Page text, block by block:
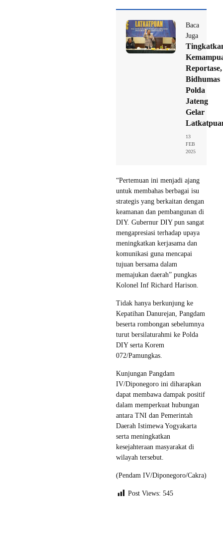
Baca
Juga
Reportase,
Bidhumas
Polda
Jateng
Gelar
13
FEB
2025
“Pertemuan ini menjadi ajang
untuk membahas berbagai isu
strategis yang berkaitan dengan
keamanan dan pembangunan di
DIY. Gubernur DIY pun sangat
mengapresiasi terhadap upaya
meningkatkan kerjasama dan
komunikasi guna mencapai
tujuan bersama dalam
memajukan daerah” pungkas
Kolonel Inf Richard Harison.
Tidak hanya berkunjung ke
Kepatihan Danurejan, Pangdam
beserta rombongan sebelumnya
turut bersilaturahmi ke Polda
DIY serta Korem
072/Pamungkas.
Kunjungan Pangdam
IV/Diponegoro ini diharapkan
dapat membawa dampak positif
dalam memperkuat hubungan
antara TNI dan Pemerintah
Daerah Istimewa Yogyakarta
serta meningkatkan
kesejahteraan masyarakat di
wilayah tersebut.
(Pendam IV/Diponegoro/Cakra)
Post Views: 545